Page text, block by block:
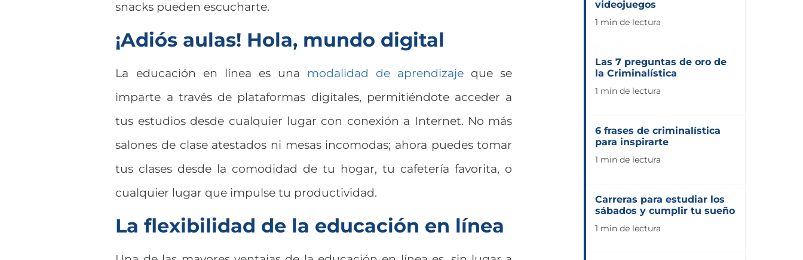
snacks pueden escucharte.
¡Adiós aulas! Hola, mundo digital
La educación en línea es una modalidad de aprendizaje que se
imparte a través de plataformas digitales, permitiéndote acceder a
tus estudios desde cualquier lugar con conexión a Internet. No más
salones de clase atestados ni mesas incomodas; ahora puedes tomar
tus clases desde la comodidad de tu hogar, tu cafetería favorita, o
cualquier lugar que impulse tu productividad.
La flexibilidad de la educación en línea
videojuegos
1 min de lectura
Las 7 preguntas de oro de
la Criminalística
1 min de lectura
6 frases de criminalística
para inspirarte
1 min de lectura
Carreras para estudiar los
sábados y cumplir tu sueño
1 min de lectura